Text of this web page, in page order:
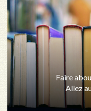
Faire
Allez